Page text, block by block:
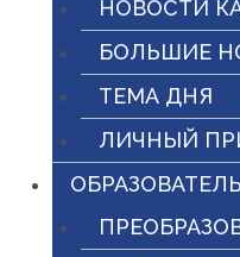
НОВОСТИ
БОЛЬШИЕ
ТЕМА ДНЯ
ЛИЧНЫЙ